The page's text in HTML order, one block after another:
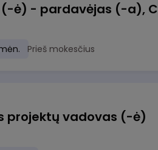
Prieš mokesčius
projektų vadovas (-ė)